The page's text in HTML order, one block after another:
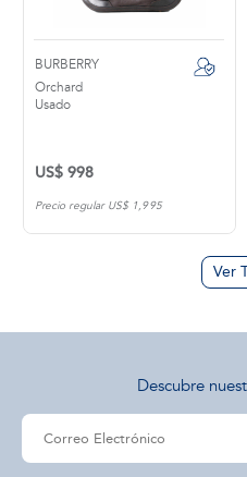
BURBERRY
Orchard
Usado
US$ 998
Precio regular US$ 1,995
Ver
Descubre